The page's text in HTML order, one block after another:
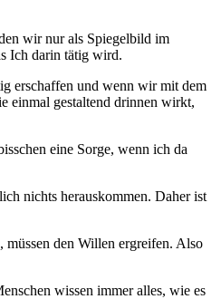
wir nur als Spiegelbild im
Ich darin tätig wird.
erschaffen und wenn wir mit dem
einmal gestaltend drinnen wirkt,
eine Sorge, wenn ich da
nichts herauskommen. Daher ist
müssen den Willen ergreifen. Also
wissen immer alles, wie es